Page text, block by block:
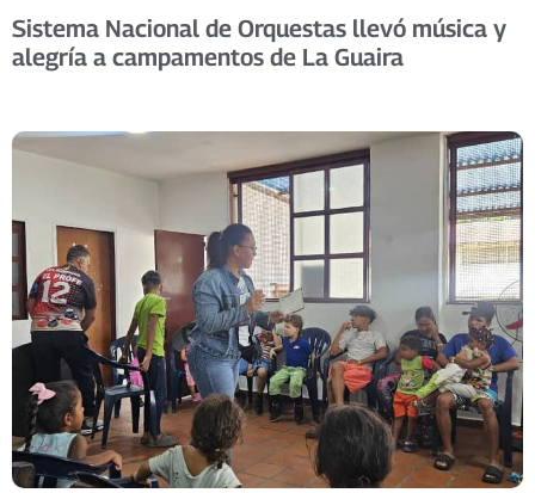
Sistema Nacional de Orquestas llevó música y
alegría a campamentos de La Guaira